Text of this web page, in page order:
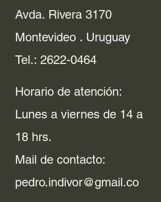
Avda. Rivera 3170
Montevideo . Uruguay
Tel.: 2622-0464
Horario de atención:
Lunes a viernes de 14 a
18 hrs.
Mail de contacto:
pedro.indivor@gmail.co